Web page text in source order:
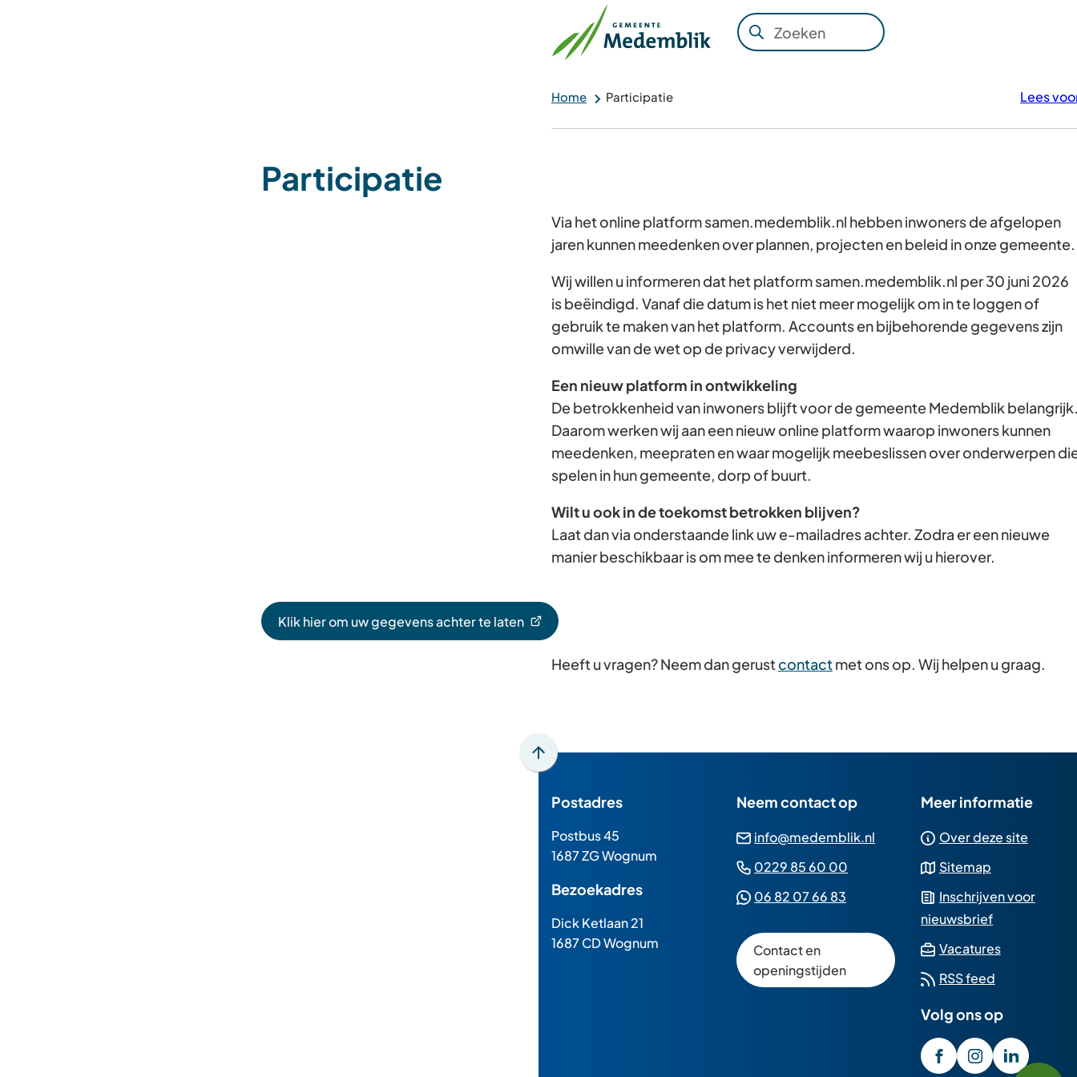
Zoeken
Wanneer
kun
door
pijl
en
omlaag
te
gebruiken.
Gebruik
enter-
een
waarde
te
selecteren.
Home Participatie Lees
Participatie
Via het online platform samen.medemblik.nl hebben inwoners de afgelopen
jaren kunnen meedenken over plannen, projecten en beleid in onze gemeente.
Wij willen u informeren dat het platform samen.medemblik.nl per 30 juni 2026
is beëindigd. Vanaf die datum is het niet meer mogelijk om in te loggen of
gebruik te maken van het platform. Accounts en bijbehorende gegevens zijn
omwille van de wet op de privacy verwijderd.
Een nieuw platform in ontwikkeling
De betrokkenheid van inwoners blijft voor de gemeente Medemblik
Daarom werken wij aan een nieuw online platform waarop inwoners kunnen
meedenken, meepraten en waar mogelijk meebeslissen over onderwerpen
spelen in hun gemeente, dorp of buurt.
Wilt u ook in de toekomst betrokken blijven?
Laat dan via onderstaande link uw e-mailadres achter. Zodra er een nieuwe
manier beschikbaar is om mee te denken informeren wij u hierover.
Klik hier om uw gegevens achter te laten
(Verwijst
Heeft u vragen? Neem dan gerustcontactmet ons op. Wij helpen u graag.
Scroll
boven
het
begin
van
paginainhoud
Postadres
Postbus 45
1687 ZG Wognum
Bezoekadres
Dick Ketlaan 21
1687 CD Wognum
Neem contact op
info@medemblik.nl (Verwijst
mailadres)
0229 85 60 00
telefoonnummer)
06 82 07 66 83
een
Whatsapp
telefoonnummer)
Contact en
openingstijden
Meer informatie
Over deze site
Sitemap
Inschrijven voor
nieuwsbrief
Vacatures(Verwijst
externe
website)
RSS feed
Volg ons op
/
(Verwijst(Verwijst(Verwijst